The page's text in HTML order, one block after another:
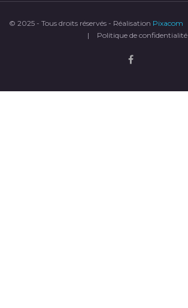
© 2025 - Tous droits réservés - Réalisation Pixacom
|
Politique de confidentialité